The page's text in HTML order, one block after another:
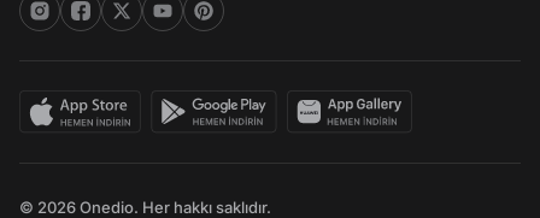
© 2026 Onedio. Her hakkı saklıdır.